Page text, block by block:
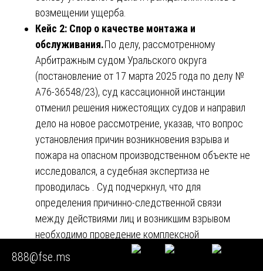
возмещении ущерба.
Кейс 2: Спор о качестве монтажа и
обслуживания.По делу, рассмотренному
Арбитражным судом Уральского округа
(постановление от 17 марта 2025 года по делу №
А76-36548/23), суд кассационной инстанции
отменил решения нижестоящих судов и направил
дело на новое рассмотрение, указав, что вопрос
установления причин возникновения взрыва и
пожара на опасном производственном объекте не
исследовался, а судебная экспертиза не
проводилась . Суд подчеркнул, что для
определения причинно-следственной связи
между действиями лиц и возникшим взрывом
необходимо проведение комплексной
экспертизы. Этот случай иллюстрирует, что без
888@fse.ms